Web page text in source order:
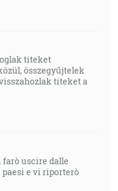
by nekáznil otec?
milovať seba, milovať
rodičom neposlušní,
sebe, že sú apoštolmi,
že sú lhári … [Zj 2:2]
titeket
összegyűjtelek
titeket a
farò uscire dalle
e vi riporterò